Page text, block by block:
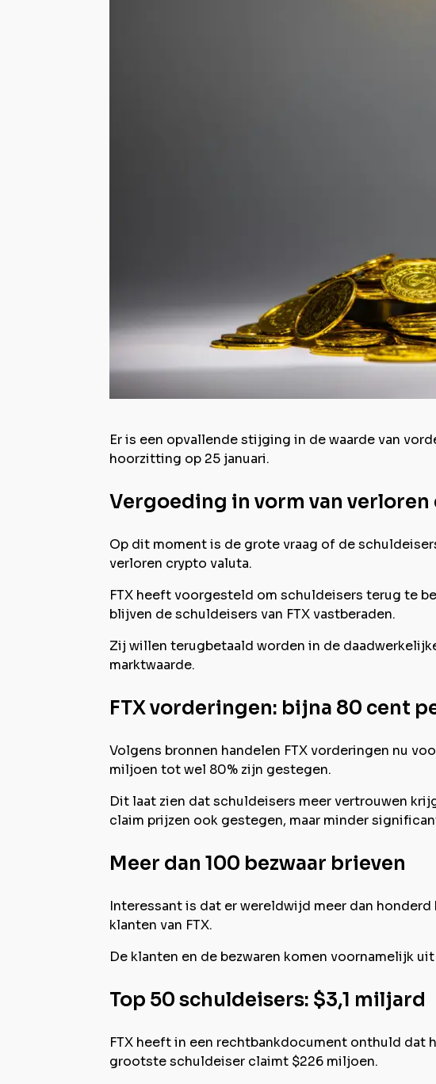
Er is een opvallende stijging in de waarde van
hoorzitting op 25 januari.
Vergoeding in vorm van
Op dit moment is de grote vraag of de
verloren crypto valuta.
FTX heeft voorgesteld om schuldeisers terug te
blijven de schuldeisers van FTX vastberaden.
Zij willen terugbetaald worden in de
marktwaarde.
FTX vorderingen: bijna 80 cent
Volgens bronnen handelen FTX vorderingen nu
miljoen tot wel 80% zijn gestegen.
Dit laat zien dat schuldeisers meer vertrouwen
claim prijzen ook gestegen, maar minder
Meer dan 100 bezwaar brieven
Interessant is dat er wereldwijd meer dan
klanten van FTX.
De klanten en de bezwaren komen voornamelijk
Top 50 schuldeisers: $3,1 miljard
FTX heeft in een rechtbankdocument onthuld dat
grootste schuldeiser claimt $226 miljoen.